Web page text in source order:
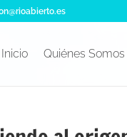
Inicio Quiénes Somos